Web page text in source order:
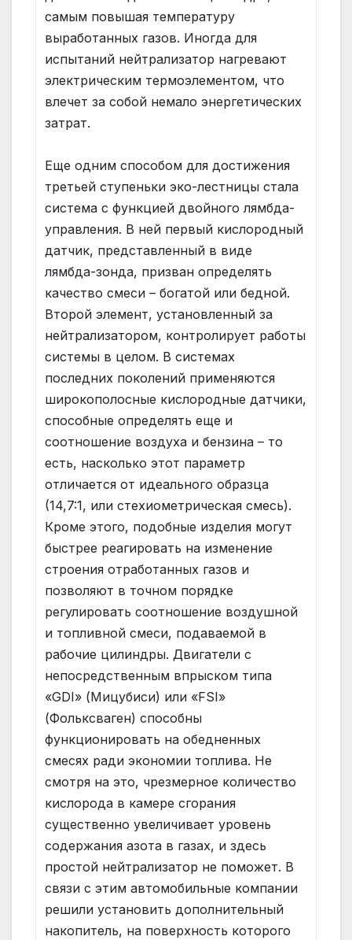
самым повышая температуру
выработанных газов. Иногда для
испытаний нейтрализатор нагревают
электрическим термоэлементом, что
влечет за собой немало энергетических
затрат.
Еще одним способом для достижения
третьей ступеньки эко-лестницы стала
система с функцией двойного лямбда-
управления. В ней первый кислородный
датчик, представленный в виде
лямбда-зонда, призван определять
качество смеси – богатой или бедной.
Второй элемент, установленный за
нейтрализатором, контролирует работы
системы в целом. В системах
последних поколений применяются
широкополосные кислородные датчики,
способные определять еще и
соотношение воздуха и бензина – то
есть, насколько этот параметр
отличается от идеального образца
(14,7:1, или стехиометрическая смесь).
Кроме этого, подобные изделия могут
быстрее реагировать на изменение
строения отработанных газов и
позволяют в точном порядке
регулировать соотношение воздушной
и топливной смеси, подаваемой в
рабочие цилиндры. Двигатели с
непосредственным впрыском типа
«GDI» (Мицубиси) или «FSI»
(Фольксваген) способны
функционировать на обедненных
смесях ради экономии топлива. Не
смотря на это, чрезмерное количество
кислорода в камере сгорания
существенно увеличивает уровень
содержания азота в газах, и здесь
простой нейтрализатор не поможет. В
связи с этим автомобильные компании
решили установить дополнительный
накопитель, на поверхность которого